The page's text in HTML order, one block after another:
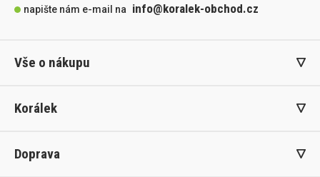
napište nám e-mail na info@koralek-obchod.cz
Vše o nákupu
Korálek
Doprava